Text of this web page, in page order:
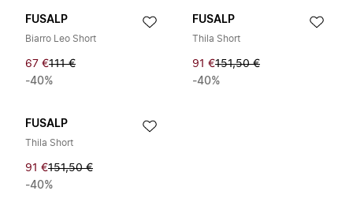
FUSALP
Biarro Leo Short
67 €111 €
-40%
FUSALP
Thila Short
91 €151,50 €
-40%
FUSALP
Thila Short
91 €151,50 €
-40%